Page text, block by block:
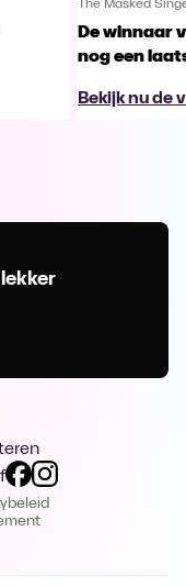
The Masked
De winnaar
nog een
Bekijk nu de